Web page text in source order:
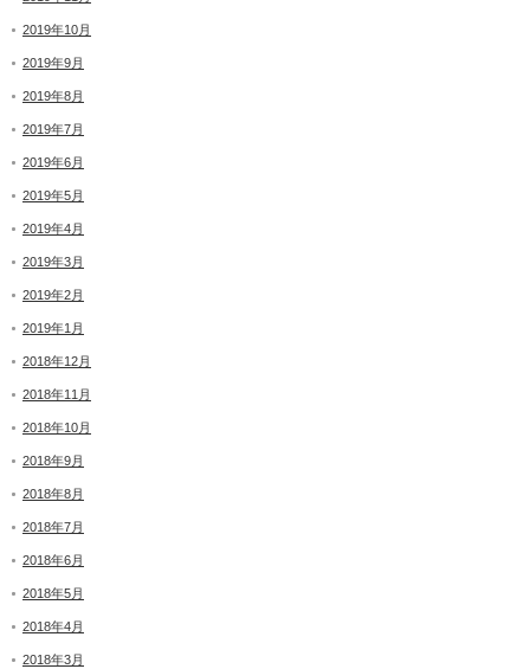
2019年10月
2019年9月
2019年8月
2019年7月
2019年6月
2019年5月
2019年4月
2019年3月
2019年2月
2019年1月
2018年12月
2018年11月
2018年10月
2018年9月
2018年8月
2018年7月
2018年6月
2018年5月
2018年4月
2018年3月